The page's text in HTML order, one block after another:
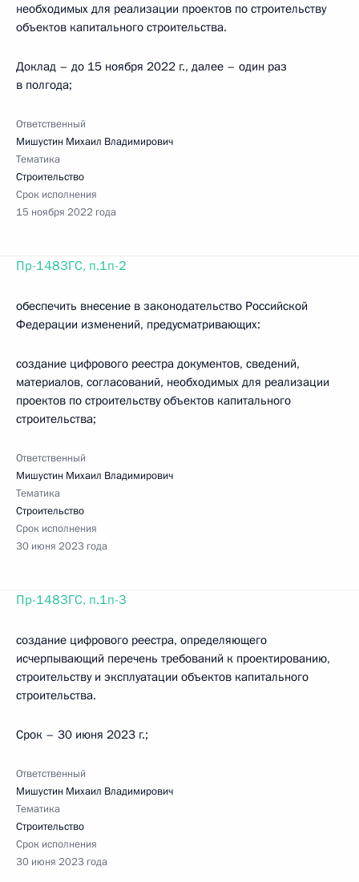
необходимых для реализации проектов по строительству
объектов капитального строительства.
Доклад – до 15 ноября 2022 г., далее – один раз
в полгода;
Ответственный
Мишустин Михаил Владимирович
Тематика
Строительство
Срок исполнения
15 ноября 2022 года
Пр-1483ГС, п.1п-2
обеспечить внесение в законодательство Российской
Федерации изменений, предусматривающих:
создание цифрового реестра документов, сведений,
материалов, согласований, необходимых для реализации
проектов по строительству объектов капитального
строительства;
Ответственный
Мишустин Михаил Владимирович
Тематика
Строительство
Срок исполнения
30 июня 2023 года
Пр-1483ГС, п.1п-3
создание цифрового реестра, определяющего
исчерпывающий перечень требований к проектированию,
строительству и эксплуатации объектов капитального
строительства.
Срок – 30 июня 2023 г.;
Ответственный
Мишустин Михаил Владимирович
Тематика
Строительство
Срок исполнения
30 июня 2023 года